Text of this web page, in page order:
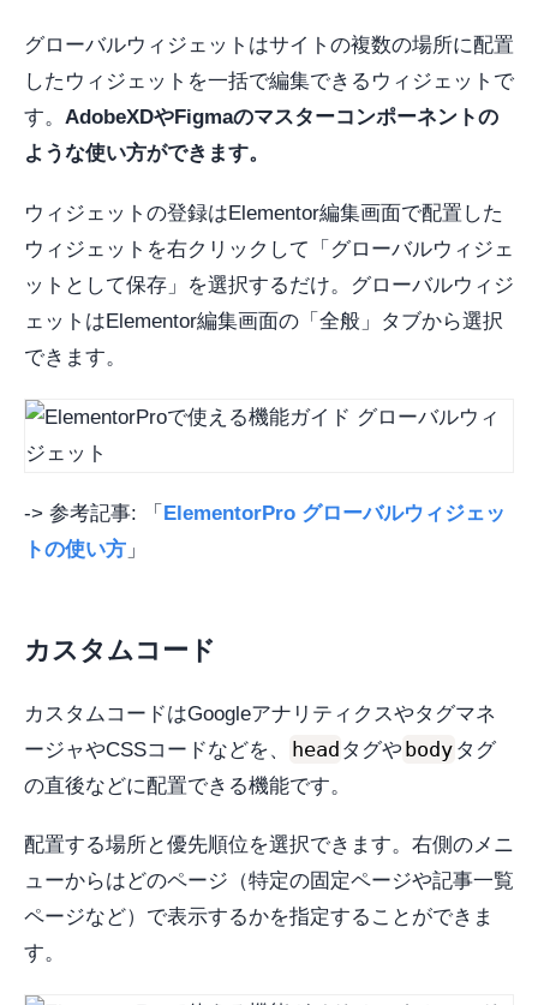
グローバルウィジェットはサイトの複数の場所に配置
したウィジェットを一括で編集できるウィジェットで
す。 AdobeXDやFigmaのマスターコンポーネントの
ような使い方ができます。
ウィジェットの登録はElementor編集画面で配置した
ウィジェットを右クリックして「グローバルウィジェ
ットとして保存」を選択するだけ。グローバルウィジ
ェットはElementor編集画面の「全般」タブから選択
できます。
-> 参考記事: 「 ElementorPro グローバルウィジェッ
トの使い方 」
カスタムコード
カスタムコードはGoogleアナリティクスやタグマネ
ージャやCSSコードなどを、
head タグや body タグ
の直後などに配置できる機能です。
配置する場所と優先順位を選択できます。右側のメニ
ューからはどのページ（特定の固定ページや記事一覧
ページなど）で表示するかを指定することができま
す。